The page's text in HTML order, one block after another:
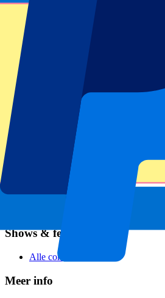
Alle sporten
Voetbalcompetities
Champions League
Premier League
Shows & festivals
Alle concerten
Meer info